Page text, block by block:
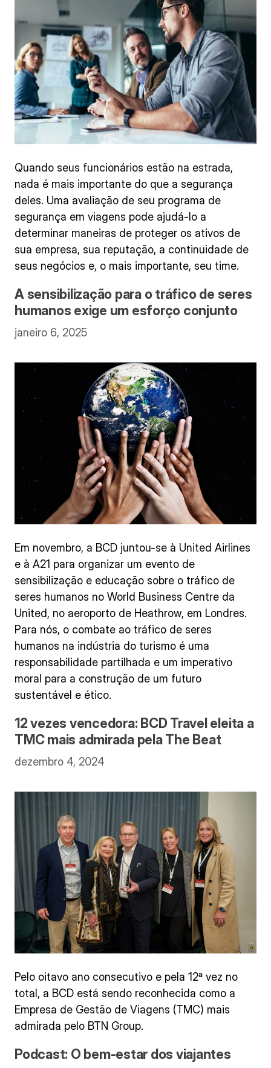
Quando seus funcionários estão na estrada,
nada é mais importante do que a segurança
deles. Uma avaliação de seu programa de
segurança em viagens pode ajudá-lo a
determinar maneiras de proteger os ativos de
sua empresa, sua reputação, a continuidade de
seus negócios e, o mais importante, seu time.
A sensibilização para o tráfico de seres
humanos exige um esforço conjunto
janeiro 6, 2025
Em novembro, a BCD juntou-se à United Airlines
e à A21 para organizar um evento de
sensibilização e educação sobre o tráfico de
seres humanos no World Business Centre da
United, no aeroporto de Heathrow, em Londres.
Para nós, o combate ao tráfico de seres
humanos na indústria do turismo é uma
responsabilidade partilhada e um imperativo
moral para a construção de um futuro
sustentável e ético.
12 vezes vencedora: BCD Travel eleita a
TMC mais admirada pela The Beat
dezembro 4, 2024
Pelo oitavo ano consecutivo e pela 12ª vez no
total, a BCD está sendo reconhecida como a
Empresa de Gestão de Viagens (TMC) mais
admirada pelo BTN Group.
Podcast: O bem-estar dos viajantes